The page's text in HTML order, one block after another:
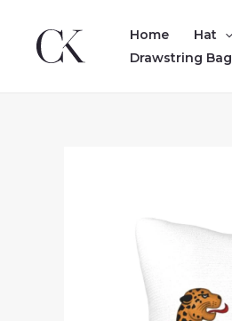
content
Home Hat
Drawstring Bag